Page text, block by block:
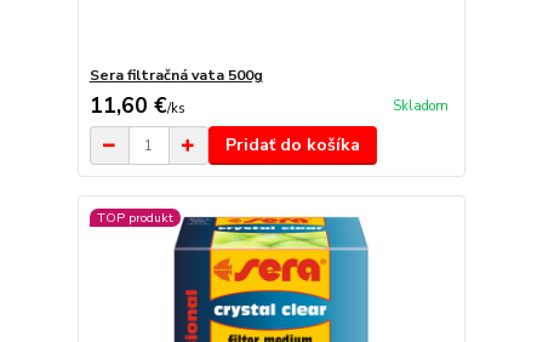
Sera filtračná vata 500g
11,60 €/ks Skladom
Pridať do košíka
TOP produkt